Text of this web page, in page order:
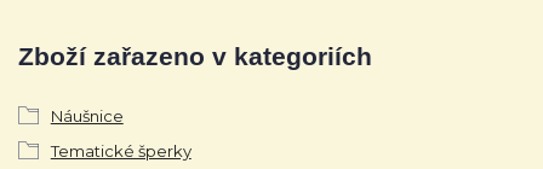
Zboží zařazeno v kategoriích
Náušnice
Tematické šperky